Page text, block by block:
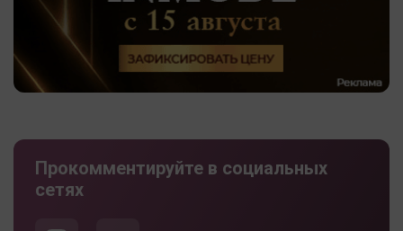
Прокомментируйте в социальных
сетях